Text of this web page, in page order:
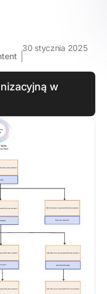
30 stycznia 2025
w